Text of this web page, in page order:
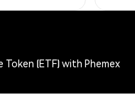
Token (ETF) with Phemex